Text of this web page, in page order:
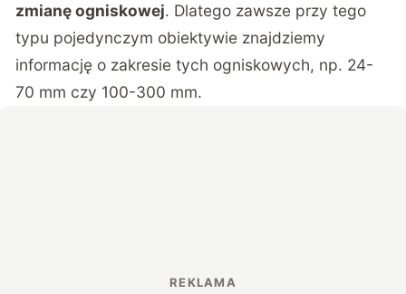
zmianę ogniskowej. Dlatego zawsze przy tego
typu pojedynczym obiektywie znajdziemy
informację o zakresie tych ogniskowych, np. 24-
70 mm czy 100-300 mm.